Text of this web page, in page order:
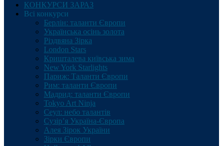
КОНКУРСИ ЗАРАЗ
Всі конкурси
Берлін: таланти Європи
Українська осінь золота
Різдвяна Зірка
London Stars
Кришталева київська зима
New York Starlights
Париж: Таланти Європи
Рим: таланти Європи
Мадрид: таланти Європи
Tokyo Art Ninja
Сеул: небо талантів
Сузір’я Україна-Європа
Алея Зірок України
Зірки Європи